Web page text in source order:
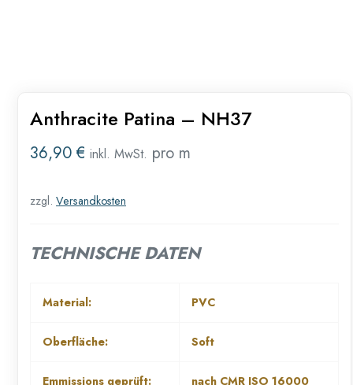
Anthracite Patina – NH37
36,90€ inkl. MwSt. pro m
zzgl. Versandkosten
TECHNISCHE DATEN
Material: PVC
Oberfläche: Soft
Emmissions geprüft: nach CMR ISO 16000